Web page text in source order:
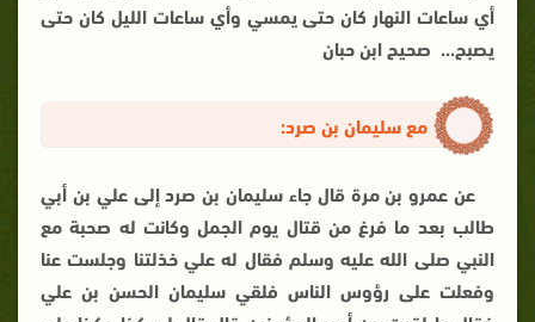
أي ساعات النهار كان حتى يمسي وأي ساعات الليل كان حتى
يصبح... صحيح ابن حبان
مع سليمان بن صرد:
عن عمرو بن مرة قال جاء سليمان بن صرد إلى علي بن أبي
طالب بعد ما فرغ من قتال يوم الجمل وكانت له صحبة مع
النبي صلى الله عليه وسلم فقال له علي خذلتنا وجلست عنا
وفعلت على رؤوس الناس فلقي سليمان الحسن بن علي